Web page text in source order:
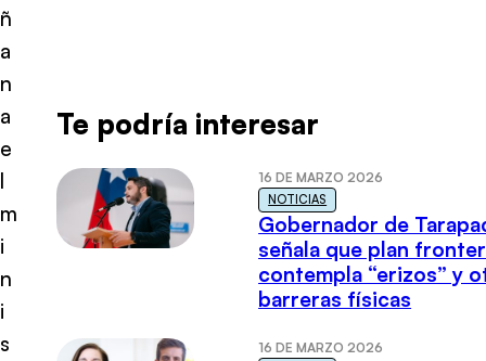
ñ
a
n
a
e
l
m
i
n
i
s
Te podría interesar
16 DE MARZO 2026
NOTICIAS
Gobernador de
señala que plan
contempla “erizos” y
barreras físicas
16 DE MARZO 2026